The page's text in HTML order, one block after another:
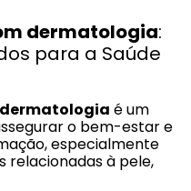
dermatologia:
para a Saúde
é um
o bem-estar e
especialmente
relacionadas à pele,